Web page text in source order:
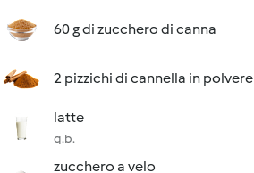
60 g di zucchero di canna
2 pizzichi di cannella in polvere
latte
q.b.
zucchero a velo